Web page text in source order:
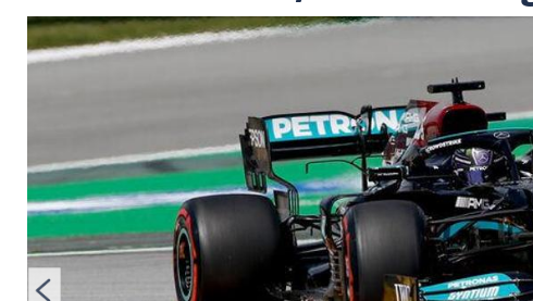
Hamilton vorn, Red